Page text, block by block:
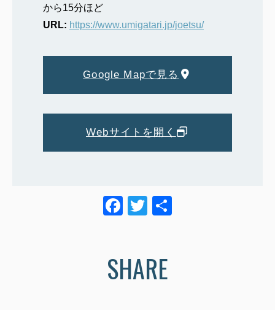
から15分ほど
URL: https://www.umigatari.jp/joetsu/
Google Mapで見る
Webサイトを開く
F
e
b
T
er
SHARE